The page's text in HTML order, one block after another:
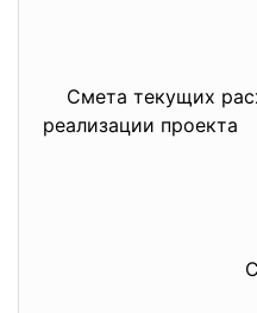
Смета текущих
реализации проекта